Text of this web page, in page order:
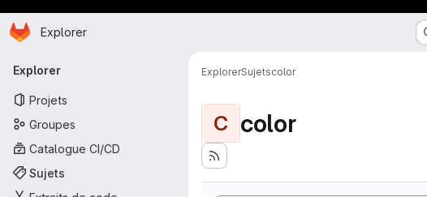
Passer au contenu principal
Page d'accueil
Explorer
Navigation principale
Explorer
Projets
Groupes
Catalogue CI/CD
Sujets
ExplorerSujetscolor
C color